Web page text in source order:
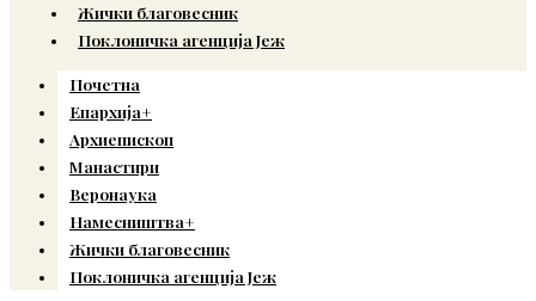
Жички благовесник
Поклоничка агенција Јеж
Почетна
Епархија+
Архиепископ
Манастири
Веронаука
Намесништва+
Жички благовесник
Поклоничка агенција Јеж